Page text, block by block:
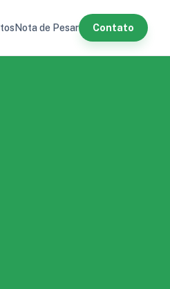
Nota de Pesar Contato